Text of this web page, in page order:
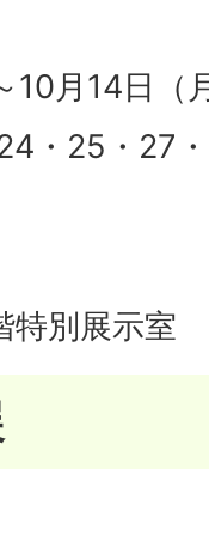
10月14日（
・25・27
特別展示室